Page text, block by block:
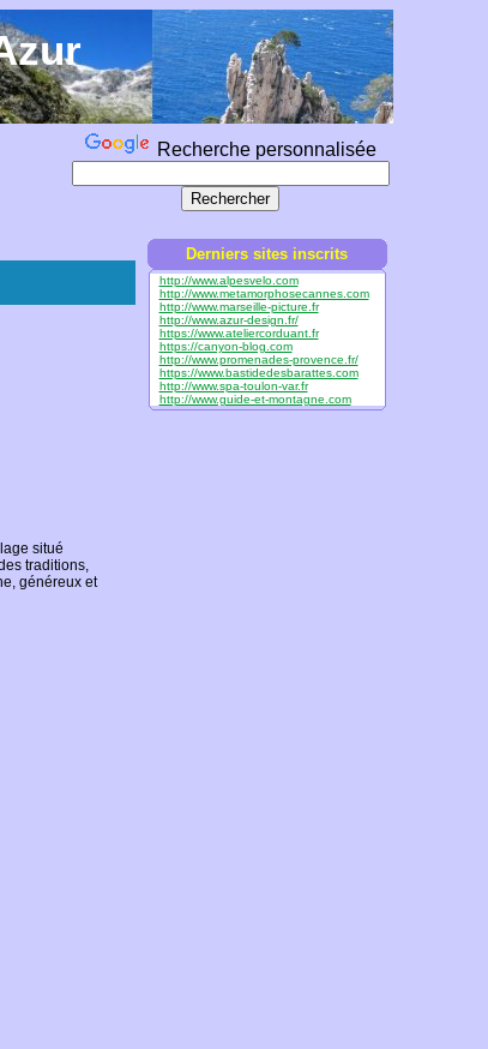
Recherche personnalisée
situé
traditions,
généreux et
Derniers sites inscrits
http://www.alpesvelo.com
http://www.metamorphosecannes.com
http://www.marseille-picture.fr
http://www.azur-design.fr/
https://www.ateliercorduant.fr
https://canyon-blog.com
http://www.promenades-provence.fr/
https://www.bastidedesbarattes.com
http://www.spa-toulon-var.fr
http://www.guide-et-montagne.com